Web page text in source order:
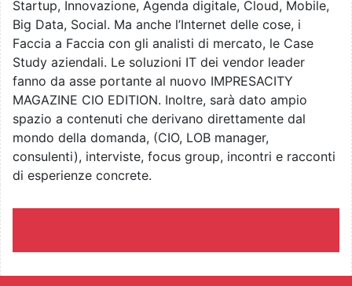
Startup, Innovazione, Agenda digitale, Cloud, Mobile,
Big Data, Social. Ma anche l’Internet delle cose, i
Faccia a Faccia con gli analisti di mercato, le Case
Study aziendali. Le soluzioni IT dei vendor leader
fanno da asse portante al nuovo IMPRESACITY
MAGAZINE CIO EDITION. Inoltre, sarà dato ampio
spazio a contenuti che derivano direttamente dal
mondo della domanda, (CIO, LOB manager,
consulenti), interviste, focus group, incontri e racconti
di esperienze concrete.